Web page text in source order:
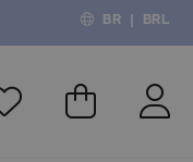
BR | BRL
O Meu